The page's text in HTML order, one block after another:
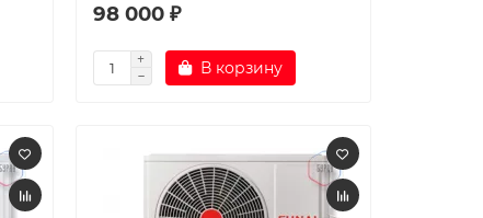
98 000 ₽
В корзину